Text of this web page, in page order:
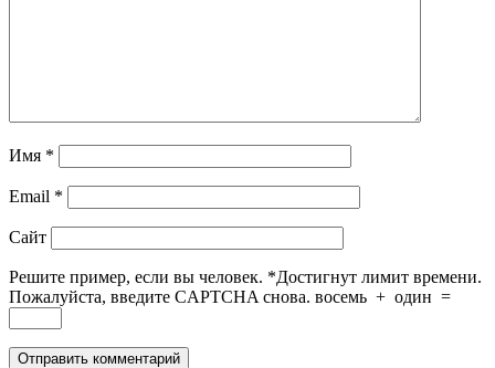
Имя *
Email *
Сайт
Решите пример, если вы человек. *Достигнут лимит времени.
Пожалуйста, введите CAPTCHA снова. восемь + один =